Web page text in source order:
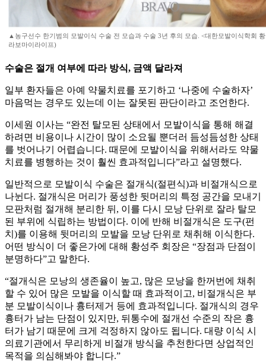
▲농구선수 한기범의 모발이식 수술 전 모습과 수술 3년 후의 모습. <대한모발이식학회
라보마이라이프)
수술은 절개 여부에 따라 방식, 금액 달라져
일부 환자들은 아예 약물치료를 포기하고 ‘나중에 수술하자’
마음먹는 경우도 있는데 이는 잘못된 판단이라고 조언한다.
이세원 이사는 “완전 탈모된 상태에서 모발이식을 통해 해결
하려면 비용이나 시간이 많이 소요될 뿐더러 듬성듬성한 상태
를 벗어나기 어렵습니다. 때문에 모발이식을 위해서라도 약물
치료를 병행하는 것이 훨씬 효과적입니다”라고 설명했다.
일반적으로 모발이식 수술은 절개식(절편식)과 비절개식으로
나뉜다. 절개식은 머리가 풍성한 뒷머리의 특정 공간을 모내기
모판처럼 절개해 분리한 뒤, 이를 다시 모낭 단위로 잘라 탈모
된 부위에 식립하는 방법이다. 이에 반해 비절개식은 도구(펀
치)를 이용해 뒷머리의 모발을 모낭 단위로 채취해 이식한다.
어떤 방식이 더 좋은가에 대해 황성주 회장은 “장점과 단점이
분명하다”고 말한다.
“절개식은 모낭의 생존율이 높고, 많은 모낭을 한꺼번에 채취
할 수 있어 많은 모발을 이식할 때 효과적이고, 비절개식은 부
분 모발이식이나 흉터제거 등에 효과적입니다. 절개식의 경우
흉터가 남는 단점이 있지만, 뒤통수에 절개선 수준의 작은 흉
터가 남기 때문에 크게 걱정하지 않아도 됩니다. 대량 이식 시
의료기관에서 무리하게 비절개 방식을 추천한다면 상업적인
목적을 의심해봐야 합니다.”